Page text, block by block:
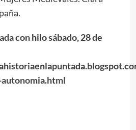
con hilo sábado, 28 de